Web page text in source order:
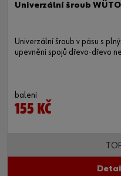
Univerzální šroub
Univerzální šroub v pásu s
upevnění spojů dřevo-dřevo
balení
155 KČ